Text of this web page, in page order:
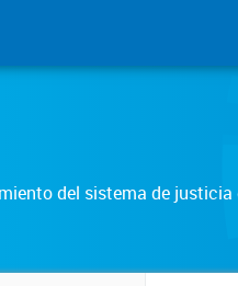
del sistema de justicia